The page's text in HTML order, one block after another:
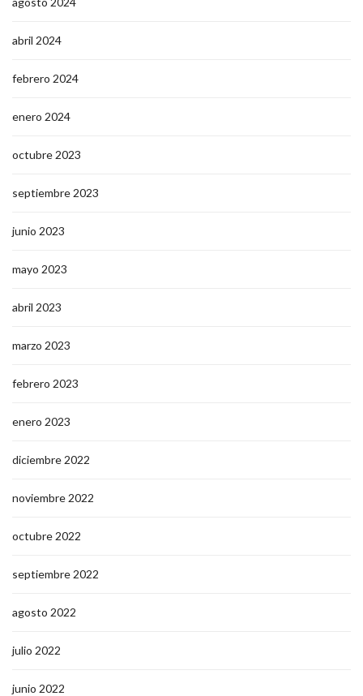
abril 2024
febrero 2024
enero 2024
octubre 2023
septiembre 2023
junio 2023
mayo 2023
abril 2023
marzo 2023
febrero 2023
enero 2023
diciembre 2022
noviembre 2022
octubre 2022
septiembre 2022
agosto 2022
julio 2022
junio 2022